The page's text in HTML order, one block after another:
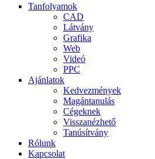
Tanfolyamok
CAD
Látvány
Grafika
Web
Videó
PPC
Ajánlatok
Kedvezmények
Magántanulás
Cégeknek
Visszanézhető
Tanúsítvány
Rólunk
Kapcsolat